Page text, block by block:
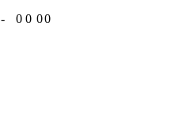
- 0 0 00